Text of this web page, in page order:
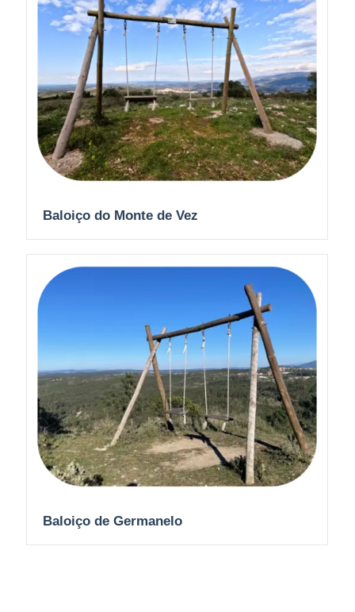
Baloiço do Monte de Vez
Baloiço de Germanelo